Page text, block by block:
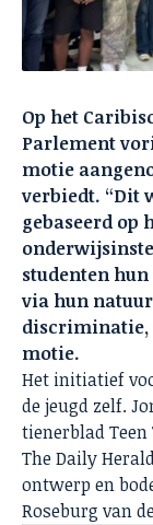
Op het
Parlement
motie
verbiedt. “Dit
gebaseerd op
studenten
via hun
discriminatie,
motie.
Het initiatief
de jeugd zelf.
tienerblad
The Daily
ontwerp en
Roseburg van